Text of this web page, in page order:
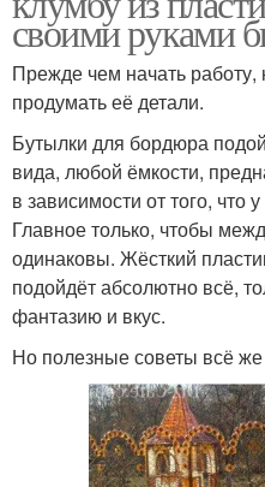
своими руками
Прежде чем начать
продумать её детали.
Бутылки для бордюра
вида, любой ёмкости,
в зависимости от того, что
Главное только, чтобы
одинаковы. Жёсткий
подойдёт абсолютно всё,
фантазию и вкус.
Но полезные советы всё же